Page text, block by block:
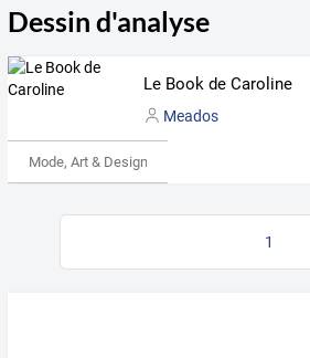
Dessin d'analyse
Le Book de Caroline
Meados
Mode, Art & Design
1